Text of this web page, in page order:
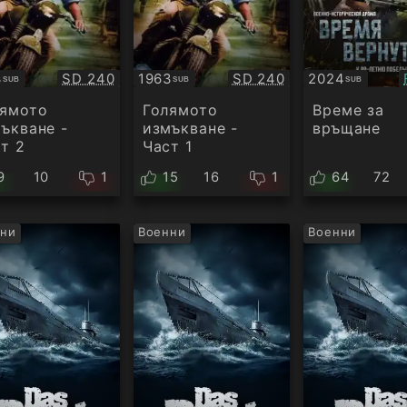
SUB Качество:
SD 240
-
2
10 1
1963SUB
Субтитри Качество:
SD 240
Голямото
измъкване -
Част 1
15 16 1
2024SUB
Субтитри
Време за
връщане
64 72
Военни Военни